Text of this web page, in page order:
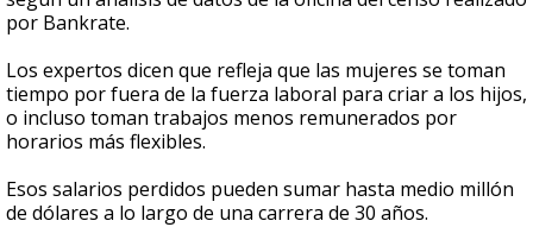
por Bankrate.
Los expertos dicen que refleja que las mujeres se toman
tiempo por fuera de la fuerza laboral para criar a los hijos,
o incluso toman trabajos menos remunerados por
horarios más flexibles.
Esos salarios perdidos pueden sumar hasta medio millón
de dólares a lo largo de una carrera de 30 años.